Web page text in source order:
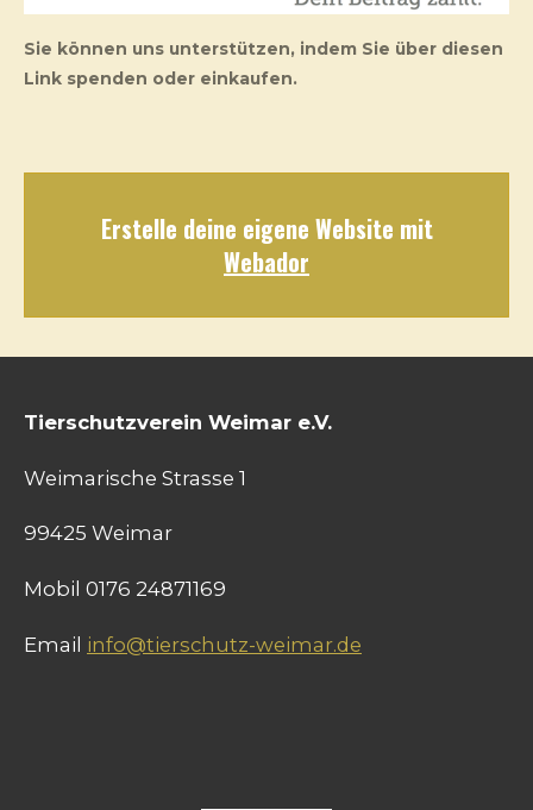
Sie können uns unterstützen, indem Sie über diesen
Link spenden oder einkaufen.
Erstelle deine eigene Website mit
Webador
Tierschutzverein Weimar e.V.
Weimarische Strasse 1
99425 Weimar
Mobil 0176 24871169
Email info@tierschutz-weimar.de